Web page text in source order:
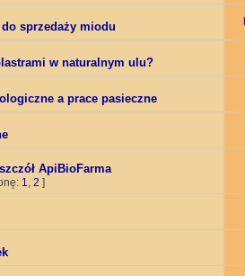
sprzedaży miodu
w naturalnym ulu?
a prace pasieczne
ApiBioFarma
1, 2 ]